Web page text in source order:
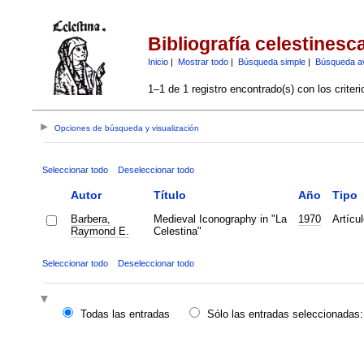
Bibliografía
Inicio| Mostrar todo| Búsqueda simple| Búsqueda
1–1 de 1 registro encontrado(s) con los
Opciones de búsqueda y visualización
Seleccionar todo Deseleccionar todo
Autor Título Año Tipo
Barbera,
Raymond E.
Medieval Iconography in "La
Celestina"
1970
Seleccionar todo Deseleccionar todo
Todas las entradas
Sólo las entradas seleccionadas: